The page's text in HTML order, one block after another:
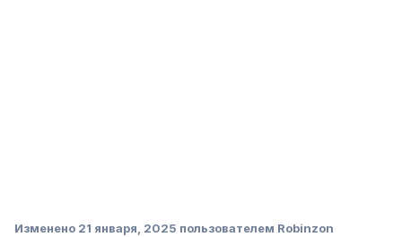
Изменено 21 января, 2025 пользователем Robinzon